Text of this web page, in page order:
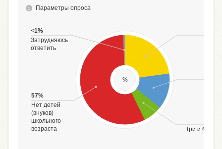
Параметры опроса
%
Три и более
57%
Нет детей
(внуков)
школьного
возраста
<1%
Затрудняюсь
ответить